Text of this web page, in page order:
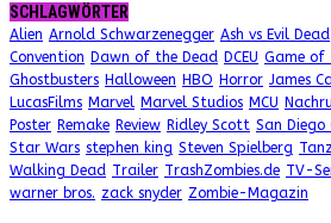
SCHLAGWÖRTER
Alien Arnold Schwarzenegger Ash vs Evil Dead
Convention Dawn of the Dead DCEU Game of
Ghostbusters Halloween HBO Horror James
LucasFilms Marvel Marvel Studios MCU
Poster Remake Review Ridley Scott San Diego
Star Wars stephen king Steven Spielberg
Walking Dead Trailer TrashZombies.de TV-
warner bros. zack snyder Zombie-Magazin